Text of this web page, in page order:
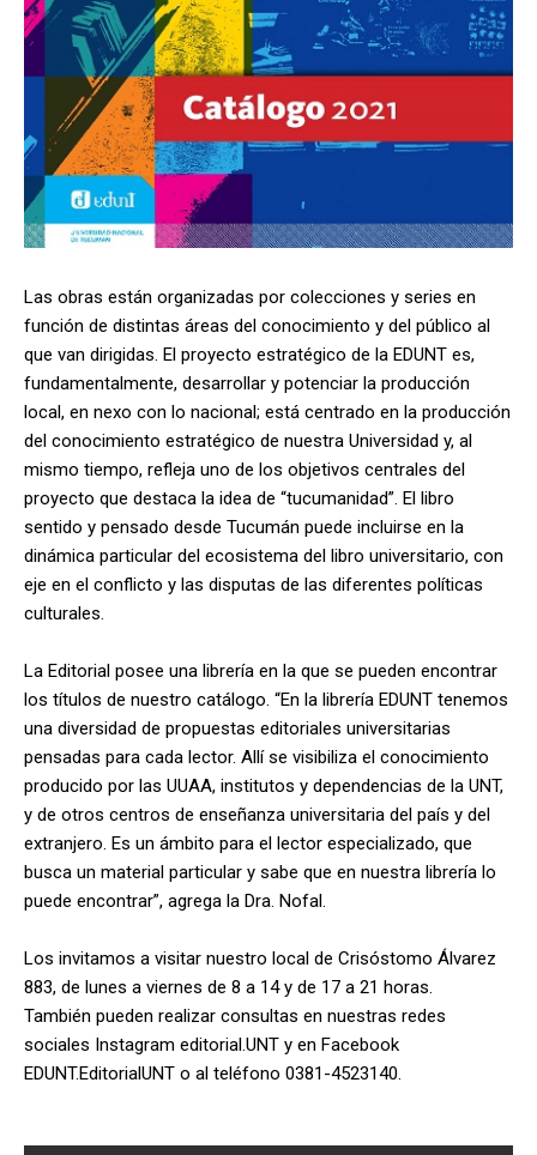
Las obras están organizadas por colecciones y series en
función de distintas áreas del conocimiento y del público al
que van dirigidas. El proyecto estratégico de la EDUNT es,
fundamentalmente, desarrollar y potenciar la producción
local, en nexo con lo nacional; está centrado en la producción
del conocimiento estratégico de nuestra Universidad y, al
mismo tiempo, refleja uno de los objetivos centrales del
proyecto que destaca la idea de “tucumanidad”. El libro
sentido y pensado desde Tucumán puede incluirse en la
dinámica particular del ecosistema del libro universitario, con
eje en el conflicto y las disputas de las diferentes políticas
culturales.
La Editorial posee una librería en la que se pueden encontrar
los títulos de nuestro catálogo. “En la librería EDUNT tenemos
una diversidad de propuestas editoriales universitarias
pensadas para cada lector. Allí se visibiliza el conocimiento
producido por las UUAA, institutos y dependencias de la UNT,
y de otros centros de enseñanza universitaria del país y del
extranjero. Es un ámbito para el lector especializado, que
busca un material particular y sabe que en nuestra librería lo
puede encontrar”, agrega la Dra. Nofal.
Los invitamos a visitar nuestro local de Crisóstomo Álvarez
883, de lunes a viernes de 8 a 14 y de 17 a 21 horas.
También pueden realizar consultas en nuestras redes
sociales Instagram editorial.UNT y en Facebook
EDUNT.EditorialUNT o al teléfono 0381-4523140.